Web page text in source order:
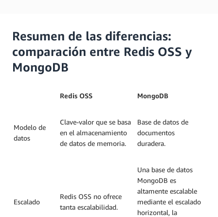
Resumen de las diferencias:
comparación entre Redis OSS y
MongoDB
Redis OSS MongoDB
Modelo de
datos
Clave-valor que se basa
en el almacenamiento
de datos de memoria.
Base de datos de
documentos
duradera.
Escalado
Redis OSS no ofrece
tanta escalabilidad.
Una base de datos
MongoDB es
altamente escalable
mediante el escalado
horizontal, la